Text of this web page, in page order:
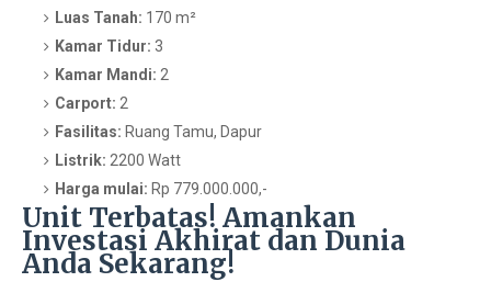
Luas Tanah: 170 m²
Kamar Tidur: 3
Kamar Mandi: 2
Carport: 2
Fasilitas: Ruang Tamu, Dapur
Listrik: 2200 Watt
Harga mulai: Rp 779.000.000,-
Unit Terbatas! Amankan
Investasi Akhirat dan Dunia
Anda Sekarang!